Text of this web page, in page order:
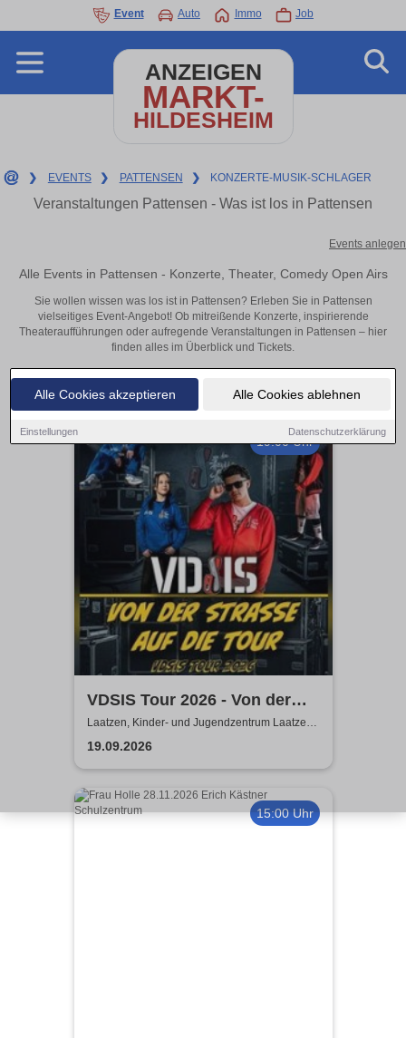
Alle Cookies akzeptieren Alle Cookies ablehnen
Einstellungen Datenschutzerklärung
Event Auto Immo Job
ANZEIGEN
MARKT-
HILDESHEIM
❯ EVENTS ❯ PATTENSEN ❯ KONZERTE-MUSIK-SCHLAGER
Veranstaltungen Pattensen - Was ist los in Pattensen
Events anlegen
Alle Events in Pattensen - Konzerte, Theater, Comedy Open Airs
Sie wollen wissen was los ist in Pattensen? Erleben Sie in Pattensen
vielseitiges Event-Angebot! Ob mitreißende Konzerte, inspirierende
Theateraufführungen oder aufregende Veranstaltungen in Pattensen – hier
finden alles im Überblick und Tickets.
19:00 Uhr
VDSIS Tour 2026 - Von der
Strasse auf die Tour
Laatzen, Kinder- und Jugendzentrum Laatzen
KiJuZ
19.09.2026
15:00 Uhr